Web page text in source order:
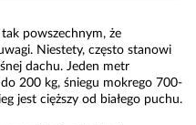
powszechnym, że
Niestety, często stanowi
dachu. Jeden metr
200 kg, śniegu mokrego 700-
jest cięższy od białego puchu.